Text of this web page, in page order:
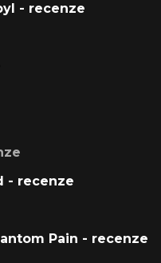
- recenze
- recenze
Pain - recenze